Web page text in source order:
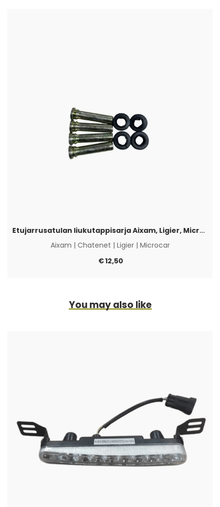
Etujarrusatulan liukutappisarja Aixam, Ligier, Microcar & Chatenet
Aixam | Chatenet | Ligier| Microcar
€12,50
You may also like